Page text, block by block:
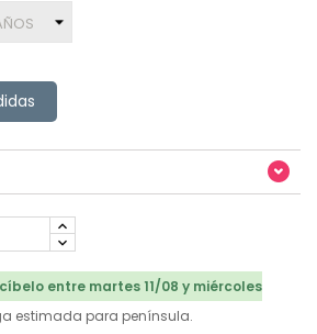
entre martes 11/08 y miércoles
estimada para península.